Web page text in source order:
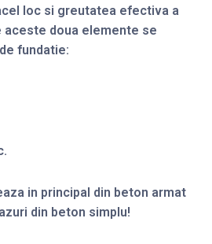
loc si greutatea efectiva a
aceste doua elemente se
fundatie:
in principal din beton armat
din beton simplu!